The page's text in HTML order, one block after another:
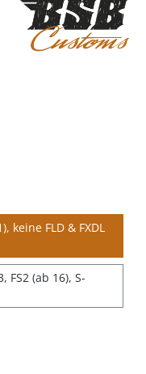
keine FLD & FXDL
FS2 (ab 16), S-